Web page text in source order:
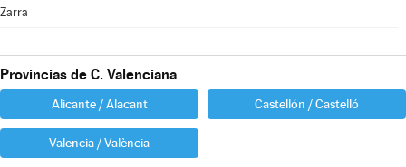
Zarra
Provincias de C. Valenciana
Alicante / Alacant Castellón / Castelló
Valencia / València